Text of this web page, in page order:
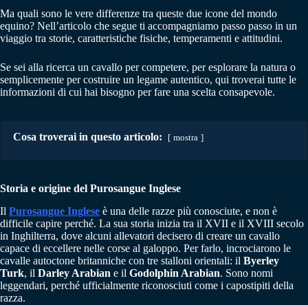
Ma quali sono le vere differenze tra queste due icone del mondo
equino? Nell’articolo che segue ti accompagniamo passo passo in un
viaggio tra storie, caratteristiche fisiche, temperamenti e attitudini.
Se sei alla ricerca un cavallo per competere, per esplorare la natura o
semplicemente per costruire un legame autentico, qui troverai tutte le
informazioni di cui hai bisogno per fare una scelta consapevole.
Cosa troverai in questo articolo: mostra
Storia e origine del Purosangue Inglese
Il Purosangue Inglese è una delle razze più conosciute, e non è
difficile capire perché. La sua storia inizia tra il XVII e il XVIII secolo
in Inghilterra, dove alcuni allevatori decisero di creare un cavallo
capace di eccellere nelle corse al galoppo. Per farlo, incrociarono le
cavalle autoctone britanniche con tre stalloni orientali: il Byerley
Turk, il Darley Arabian e il Godolphin Arabian. Sono nomi
leggendari, perché ufficialmente riconosciuti come i capostipiti della
razza.